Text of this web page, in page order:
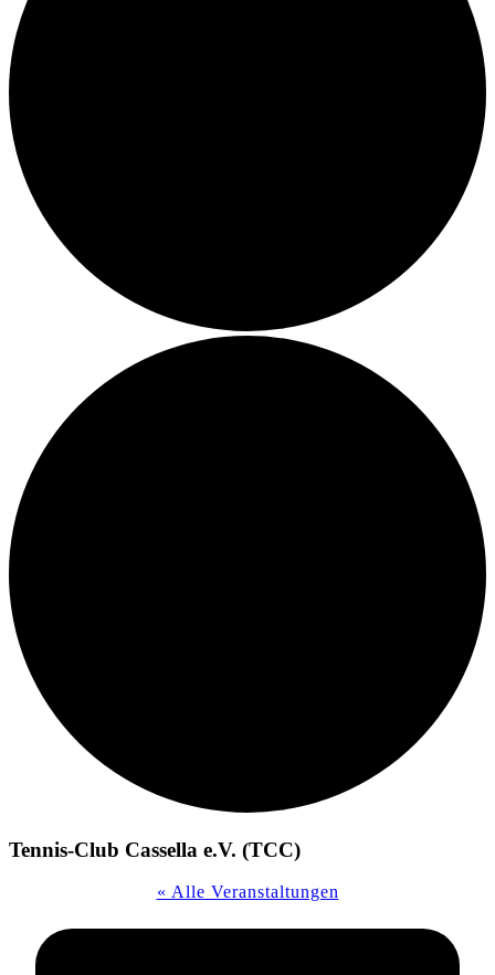
Tennis-Club Cassella e.V. (TCC)
« Alle Veranstaltungen